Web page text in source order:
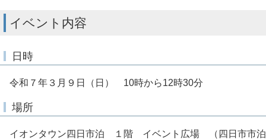
イベント内容
日時
令和７年３月９日（日） 10時から12時30分
場所
イオンタウン四日市泊 １階 イベント広場 （四日市市泊